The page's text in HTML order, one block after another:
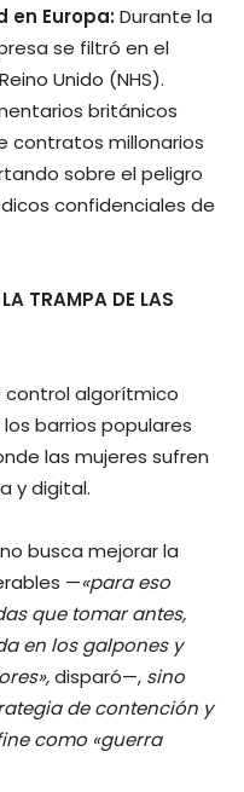
en Europa:Durante la
se filtró en el
Unido (NHS).
británicos
contratos millonarios
sobre el peligro
confidenciales de
TRAMPA DE LAS
algorítmico
barrios populares
las mujeres sufren
y digital.
busca mejorar la
—«para eso
que tomar antes,
en los galpones y
disparó—, sino
de contención y
como «guerra